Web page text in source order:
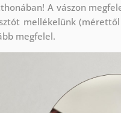
A vászon
mellékelünk
megfelel.